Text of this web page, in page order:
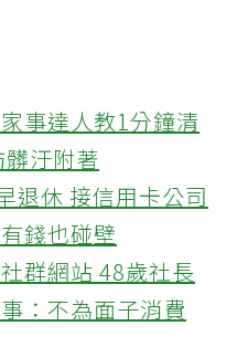
事達人教1分鐘清
汙附著
退休 接信用卡公司
錢也碰壁
群網站 48歲社長
：不為面子消費